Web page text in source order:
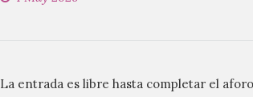
La entrada es libre hasta completar el